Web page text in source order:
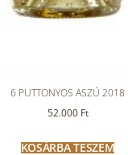
6 PUTTONYOS ASZÚ 2018
52.000 Ft
KOSÁRBA TESZEM